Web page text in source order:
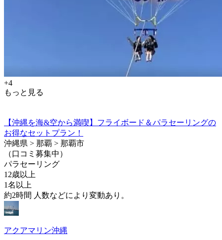
+4
もっと見る
【沖縄を海&空から満喫】フライボード＆パラセーリングの
お得なセットプラン！
沖縄県 > 那覇 > 那覇市
（口コミ募集中）
パラセーリング
12歳以上
1名以上
約2時間 人数などにより変動あり。
アクアマリン沖縄